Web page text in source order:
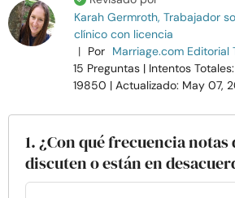
Relaciones
Cursos
Karah Germroth, Trabajador
clínico con licencia
| Por Marriage.com Editorial
15 Preguntas | Intentos Totales:
19850 | Actualizado: May 07,
1. ¿Con qué frecuencia notas
discuten o están en